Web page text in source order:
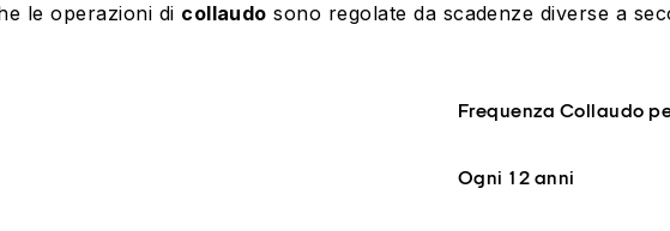
le operazioni di collaudo sono regolate da scadenze diverse a
Frequenza Collaudo
Ogni 12 anni